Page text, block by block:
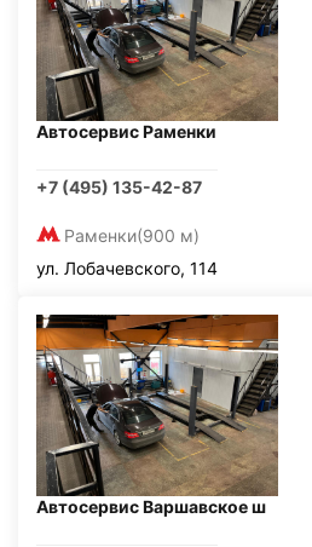
Автосервис Раменки
+7 (495) 135-42-87
Раменки(900 м)
ул. Лобачевского, 114
Автосервис Варшавское ш